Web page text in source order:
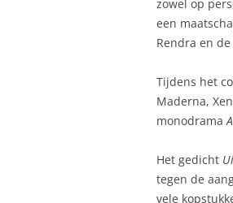
zowel op
een
Rendra en
Tijdens het
Maderna,
monodrama
Het gedicht U
tegen de
vele